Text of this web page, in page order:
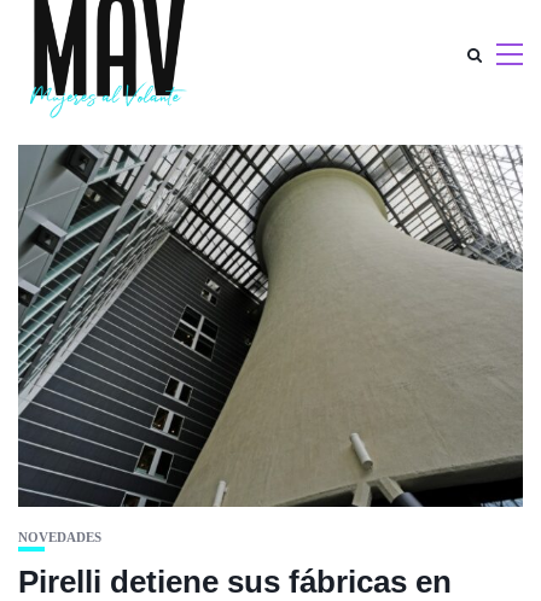
NOVEDADES
Pirelli detiene sus fábricas en